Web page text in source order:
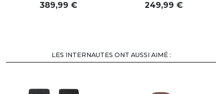
389,99 249,99
LES INTERNAUTES ONT AUSSI AIMÉ :